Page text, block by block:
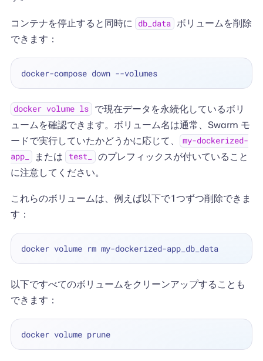
コンテナを停止すると同時に db_data ボリュームを削除
できます：
docker volume ls
で現在データを永続化しているボリ
ュームを確認できます。ボリューム名は通常、Swarm モ
ードで実行していたかどうかに応じて、
my-dockerized-
app_
または test_ のプレフィックスが付いていること
に注意してください。
これらのボリュームは、例えば以下で1つずつ削除できま
す：
以下ですべてのボリュームをクリーンアップすることも
できます：